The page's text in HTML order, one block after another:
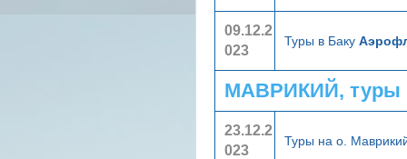
09.12.2
023
Туры в Баку
МАВРИКИЙ, туры
23.12.2
023
Туры на о.